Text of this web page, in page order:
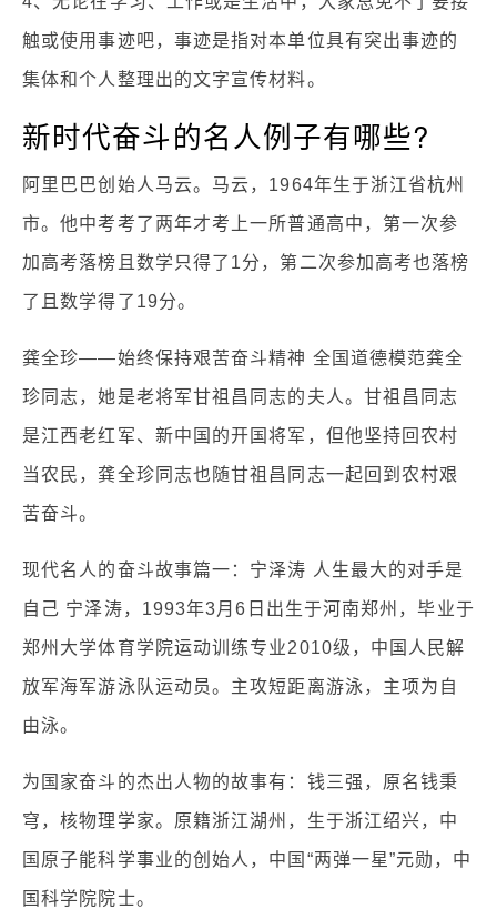
触或使用事迹吧，事迹是指对本单位具有突出事迹的
集体和个人整理出的文字宣传材料。
新时代奋斗的名人例子有哪些?
阿里巴巴创始人马云。马云，1964年生于浙江省杭州
市。他中考考了两年才考上一所普通高中，第一次参
加高考落榜且数学只得了1分，第二次参加高考也落榜
了且数学得了19分。
龚全珍——始终保持艰苦奋斗精神 全国道德模范龚全
珍同志，她是老将军甘祖昌同志的夫人。甘祖昌同志
是江西老红军、新中国的开国将军，但他坚持回农村
当农民，龚全珍同志也随甘祖昌同志一起回到农村艰
苦奋斗。
现代名人的奋斗故事篇一：宁泽涛 人生最大的对手是
自己 宁泽涛，1993年3月6日出生于河南郑州，毕业于
郑州大学体育学院运动训练专业2010级，中国人民解
放军海军游泳队运动员。主攻短距离游泳，主项为自
由泳。
为国家奋斗的杰出人物的故事有：钱三强，原名钱秉
穹，核物理学家。原籍浙江湖州，生于浙江绍兴，中
国原子能科学事业的创始人，中国“两弹一星”元勋，中
国科学院院士。